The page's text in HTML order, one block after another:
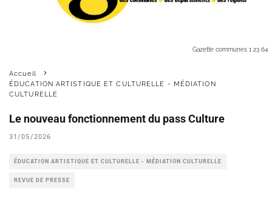
Gazette communes 1 23 64
Accueil
ÉDUCATION ARTISTIQUE ET CULTURELLE - MÉDIATION
CULTURELLE
Le nouveau fonctionnement du pass Culture
31/05/2026
ÉDUCATION ARTISTIQUE ET CULTURELLE - MÉDIATION CULTURELLE
REVUE DE PRESSE